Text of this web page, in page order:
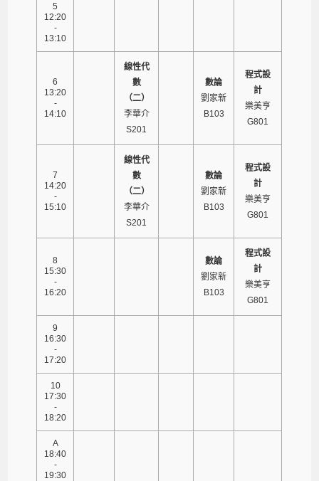
5
12:20
-
13:10
6
13:20
-
14:10
線性代
數
（二）
李華介
S201
數論
劉家新
B103
程式設
計
樂美亨
G801
7
14:20
-
15:10
線性代
數
（二）
李華介
S201
數論
劉家新
B103
程式設
計
樂美亨
G801
8
15:30
-
16:20
數論
劉家新
B103
程式設
計
樂美亨
G801
9
16:30
-
17:20
10
17:30
-
18:20
A
18:40
-
19:30